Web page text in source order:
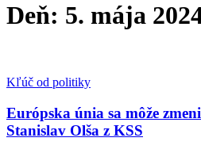
Deň: 5. mája
Kľúč od politiky
Európska únia sa môže
Stanislav Olša z KSS